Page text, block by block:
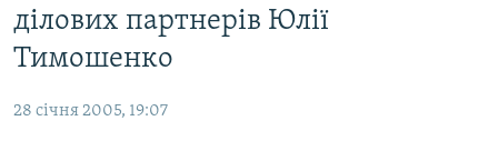
СПОРТ
УКРАЇНА
ТИ ЯК?
СХЕМИ
ділових партнерів Юлії
Тимошенко
28 січня 2005, 19:07